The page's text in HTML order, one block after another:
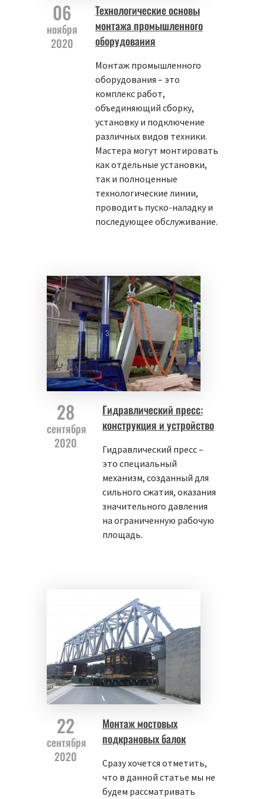
06
ноября
2020
Технологические основы
монтажа промышленного
оборудования
Монтаж промышленного
оборудования – это
комплекс работ,
объединяющий сборку,
установку и подключение
различных видов техники.
Мастера могут монтировать
как отдельные установки,
так и полноценные
технологические линии,
проводить пуско-наладку и
последующее обслуживание.
28
сентября
2020
Гидравлический пресс:
конструкция и устройство
Гидравлический пресс –
это специальный
механизм, созданный для
сильного сжатия, оказания
значительного давления
на ограниченную рабочую
площадь.
22
сентября
2020
Монтаж мостовых
подкрановых балок
Сразу хочется отметить,
что в данной статье мы не
будем рассматривать